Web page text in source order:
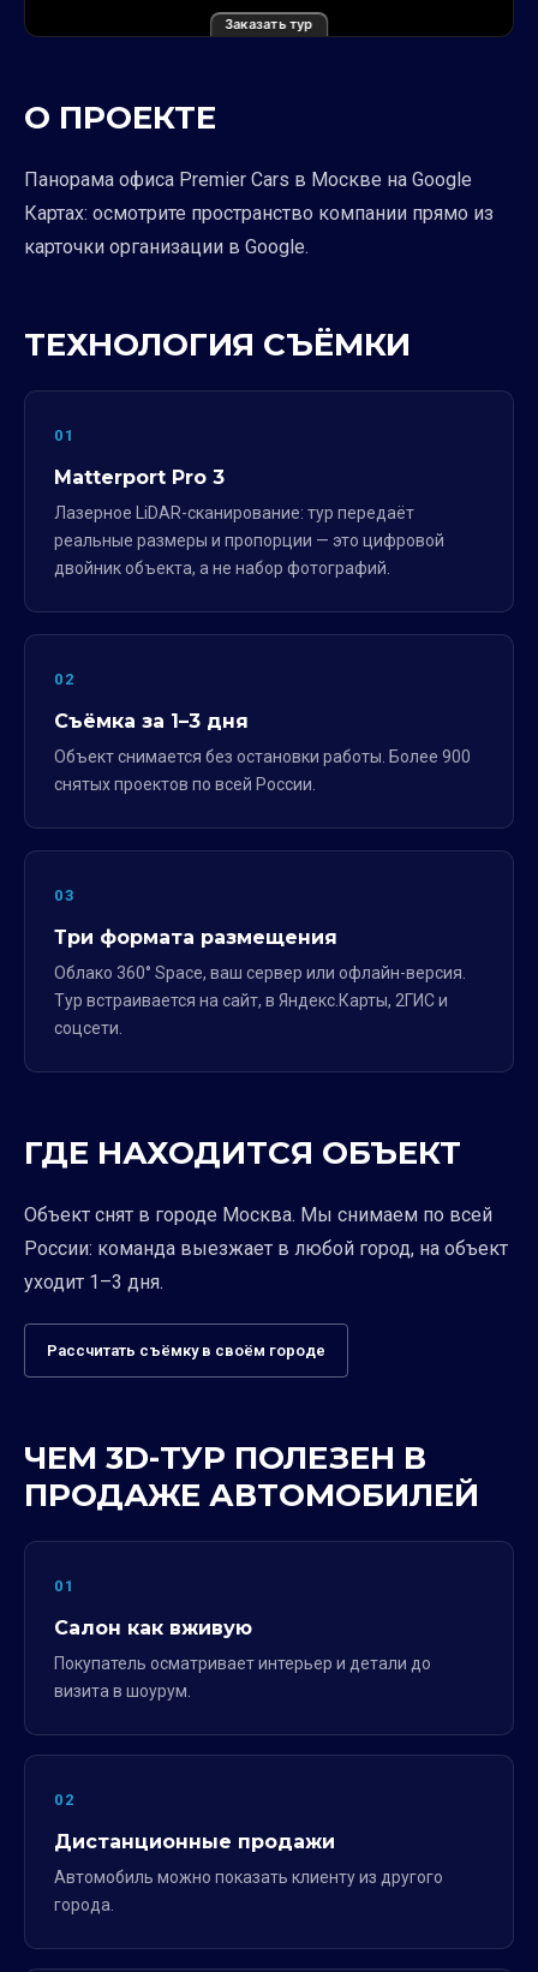
Заказать тур
О ПРОЕКТЕ
Панорама офиса Premier Cars в Москве на Google
Картах: осмотрите пространство компании прямо из
карточки организации в Google.
ТЕХНОЛОГИЯ СЪЁМКИ
01
Matterport Pro 3
Лазерное LiDAR-сканирование: тур передаёт
реальные размеры и пропорции — это цифровой
двойник объекта, а не набор фотографий.
02
Съёмка за 1–3 дня
Объект снимается без остановки работы. Более 900
снятых проектов по всей России.
03
Три формата размещения
Облако 360° Space, ваш сервер или офлайн-версия.
Тур встраивается на сайт, в Яндекс.Карты, 2ГИС и
соцсети.
ГДЕ НАХОДИТСЯ ОБЪЕКТ
Объект снят в городе Москва. Мы снимаем по всей
России: команда выезжает в любой город, на объект
уходит 1–3 дня.
Рассчитать съёмку в своём городе
ЧЕМ 3D-ТУР ПОЛЕЗЕН В
ПРОДАЖЕ АВТОМОБИЛЕЙ
01
Салон как вживую
Покупатель осматривает интерьер и детали до
визита в шоурум.
02
Дистанционные продажи
Автомобиль можно показать клиенту из другого
города.